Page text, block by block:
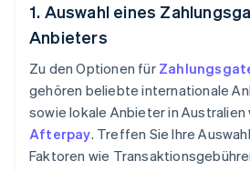
1. Auswahl eines
Anbieters
Zu den Optionen für
gehören beliebte internationale
sowie lokale Anbieter in Australien
Afterpay. Treffen Sie Ihre
Faktoren wie